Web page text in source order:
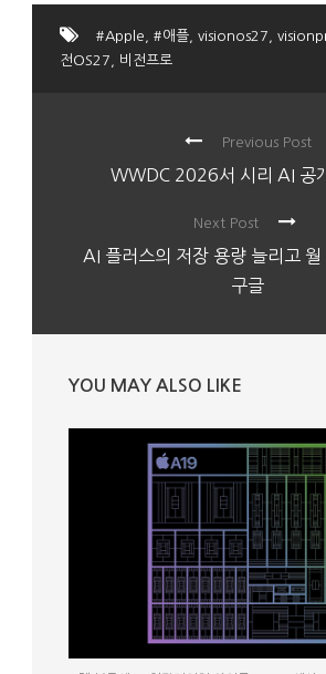
#Apple #애플 visionos27
전OS27
비전프로
Previous Post
WWDC 2026서 시리 AI 공
Next Post
AI 플러스의 저장 용량 늘리고 월
구글
YOU MAY ALSO LIKE